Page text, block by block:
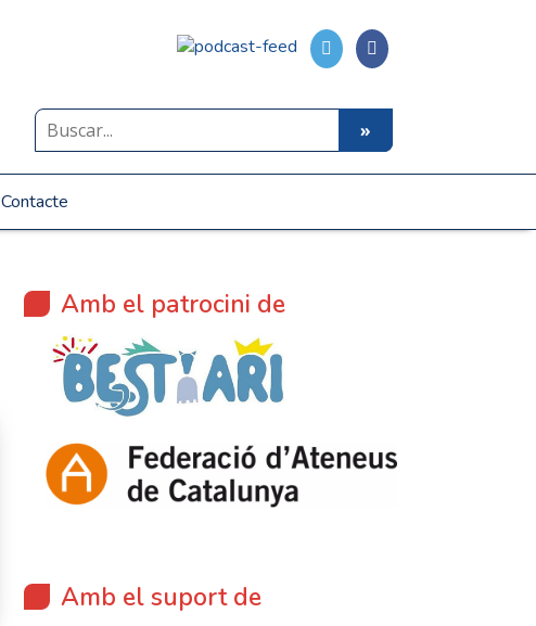
Contacte
Amb el patrocini de
Amb el suport de